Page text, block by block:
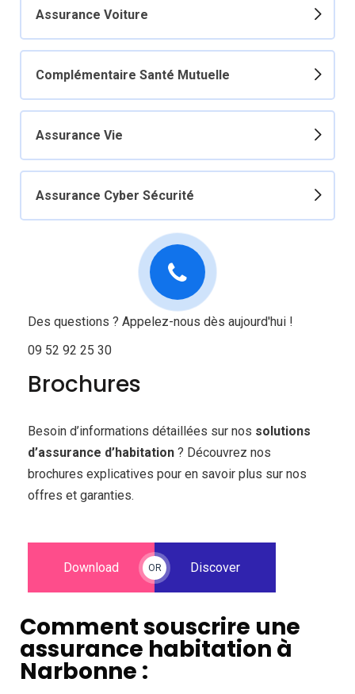
Assurance Voiture
Complémentaire Santé Mutuelle
Assurance Vie
Assurance Cyber Sécurité
Des questions ? Appelez-nous dès aujourd'hui !
09 52 92 25 30
Brochures
Besoin d’informations détaillées sur nos solutions
d’assurance d’habitation ? Découvrez nos
brochures explicatives pour en savoir plus sur nos
offres et garanties.
Download OR Discover
Comment souscrire une
assurance habitation à
Narbonne :